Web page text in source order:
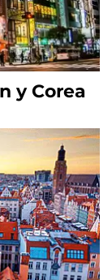
y Corea